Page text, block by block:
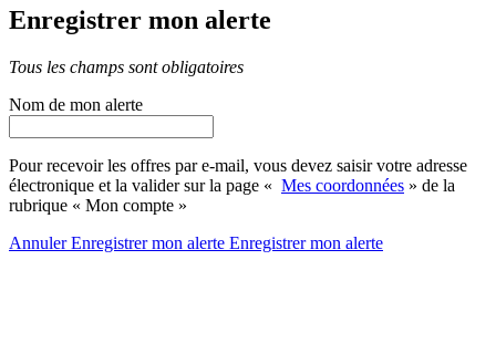
Enregistrer mon alerte
Tous les champs sont obligatoires
Nom de mon alerte
Pour recevoir les offres par e-mail, vous devez saisir votre adresse
électronique et la valider sur la page « Mes coordonnées » de la
rubrique « Mon compte »
AnnulerEnregistrer mon alerte Enregistrermon alerte